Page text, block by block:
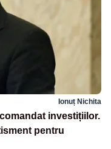
Ionuț Nichita
investițiilor.
pentru